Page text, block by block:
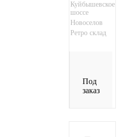
Куйбышевское
шоссе
Новоселов
Ретро склад
Под
заказ